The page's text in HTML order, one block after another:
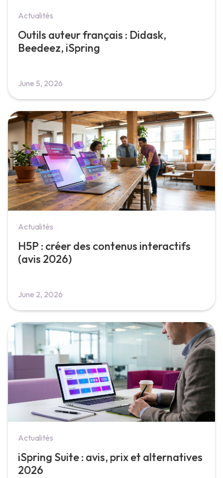
Actualités
Outils auteur français : Didask,
Beedeez, iSpring
June 5, 2026
Actualités
H5P : créer des contenus interactifs
(avis 2026)
June 2, 2026
Actualités
iSpring Suite : avis, prix et alternatives
2026